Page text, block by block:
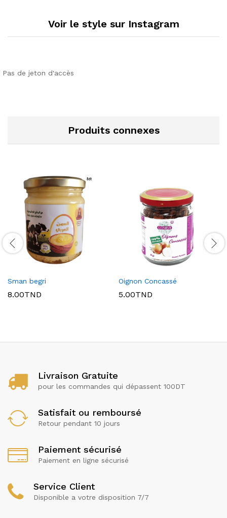
Voir le style sur Instagram
Pas de jeton d'accès
Produits connexes
Sman begri
8.00TND
Oignon Concassé
5.00TND
Livraison Gratuite
pour les commandes qui dépassent 100DT
Satisfait ou remboursé
Retour pendant 10 jours
Paiement sécurisé
Paiement en ligne sécurisé
Service Client
Disponible a votre disposition 7/7